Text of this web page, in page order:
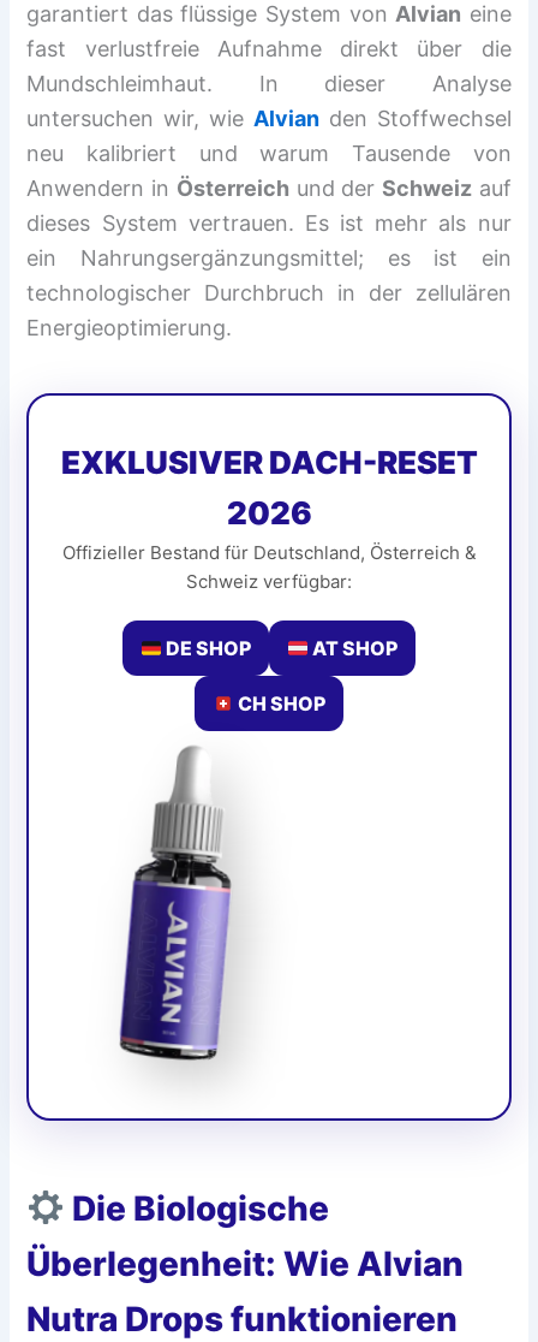
garantiert das flüssige System vonAlvian eine
fast verlustfreie Aufnahme direkt über die
Mundschleimhaut. In dieser Analyse
untersuchen wir, wie Alvianden Stoffwechsel
neu kalibriert und warum Tausende von
Anwendern in Österreich und der Schweizauf
dieses System vertrauen. Es ist mehr als nur
ein Nahrungsergänzungsmittel; es ist ein
technologischer Durchbruch in der zellulären
Energieoptimierung.
EXKLUSIVER DACH-RESET
2026
Offizieller Bestand für Deutschland, Österreich &
Schweiz verfügbar:
DE SHOP AT SHOP
CH SHOP
Die Biologische
Überlegenheit: Wie Alvian
Nutra Drops funktionieren